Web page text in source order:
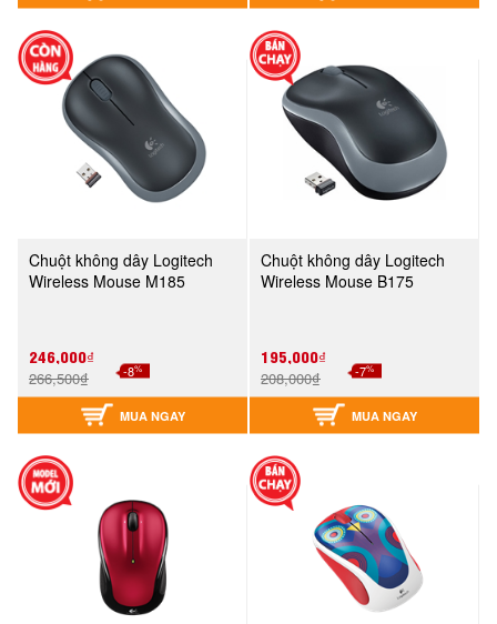
Chuột không dây Logitech
Wireless Mouse M185
246,000₫
266,500₫ -8%
MUA NGAY
Chuột không dây Logitech
Wireless Mouse B175
195,000₫
208,000₫ -7%
MUA NGAY